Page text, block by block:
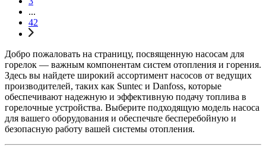
...
42
Добро пожаловать на страницу, посвященную насосам для
горелок — важным компонентам систем отопления и горения.
Здесь вы найдете широкий ассортимент насосов от ведущих
производителей, таких как Suntec и Danfoss, которые
обеспечивают надежную и эффективную подачу топлива в
горелочные устройства. Выберите подходящую модель насоса
для вашего оборудования и обеспечьте бесперебойную и
безопасную работу вашей системы отопления.